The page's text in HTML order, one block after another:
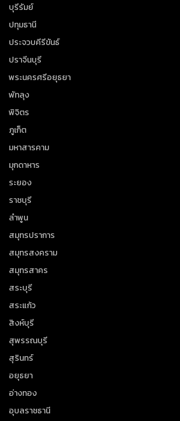
บุรีรัมย์
ปทุมธานี
ประจวบคีรีขันธ์
ปราจีนบุรี
พระนครศรีอยุธยา
พัทลุง
พิจิตร
ภูเก็ต
มหาสารคาม
มุกดาหาร
ระยอง
ราชบุรี
ลำพูน
สมุทรปราการ
สมุทรสงคราม
สมุทรสาคร
สระบุรี
สระแก้ว
สิงห์บุรี
สุพรรณบุรี
สุรินทร์
อยุธยา
อ่างทอง
อุบลราชธานี